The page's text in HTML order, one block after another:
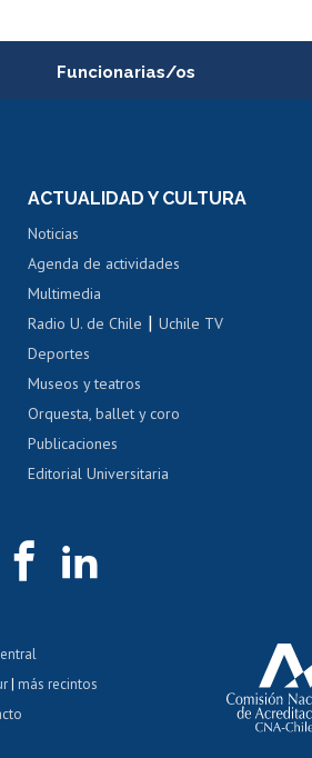
Funcionarias/os
Portal de movilidad interna
Certificado de renta
Certificado de renta
Gestión de correo uchile
Acoso laboral, sexual y violencia
ACTUALIDAD Y CULTURA
Noticias
Agenda de actividades
Multimedia
Radio U. de Chile |Uchile TV
Deportes
Museos y teatros
Orquesta, ballet y coro
Publicaciones
Editorial Universitaria
| más recintos